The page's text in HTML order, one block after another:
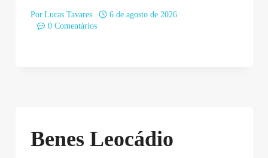
Por Lucas Tavares
6 de agosto de 2026
0 Comentários
Benes Leocádio